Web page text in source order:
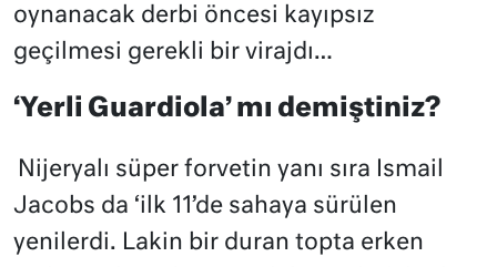
oynanacak derbi öncesi kayıpsız
geçilmesi gerekli bir virajdı…
‘Yerli Guardiola’ mı demiştiniz?
Nijeryalı süper forvetin yanı sıra Ismail
Jacobs da ‘ilk 11’de sahaya sürülen
yenilerdi. Lakin bir duran topta erken